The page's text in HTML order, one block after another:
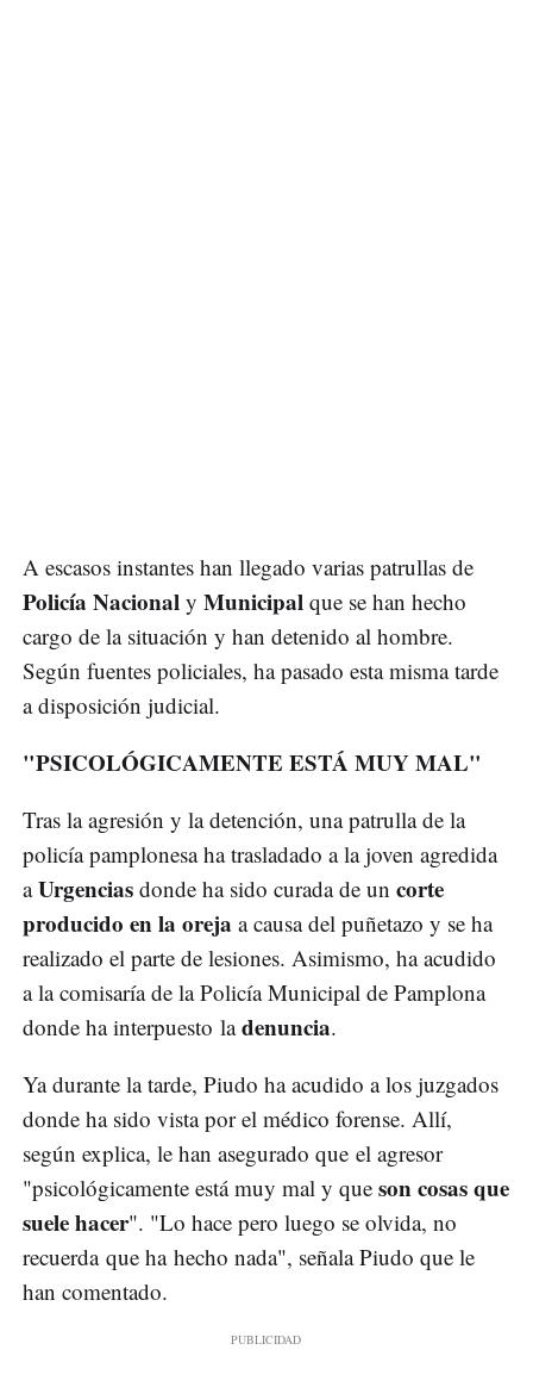
A escasos instantes han llegado varias patrullas de
Policía Nacional y Municipal que se han hecho
cargo de la situación y han detenido al hombre.
Según fuentes policiales, ha pasado esta misma tarde
a disposición judicial.
"PSICOLÓGICAMENTE ESTÁ MUY MAL"
Tras la agresión y la detención, una patrulla de la
policía pamplonesa ha trasladado a la joven agredida
aUrgencias donde ha sido curada de un corte
producido en la oreja a causa del puñetazo y se ha
realizado el parte de lesiones. Asimismo, ha acudido
a la comisaría de la Policía Municipal de Pamplona
donde ha interpuesto ladenuncia.
Ya durante la tarde, Piudo ha acudido a los juzgados
donde ha sido vista por el médico forense. Allí,
según explica, le han asegurado que el agresor
"psicológicamente está muy mal y que son cosas que
suele hacer". "Lo hace pero luego se olvida, no
recuerda que ha hecho nada", señala Piudo que le
han comentado.